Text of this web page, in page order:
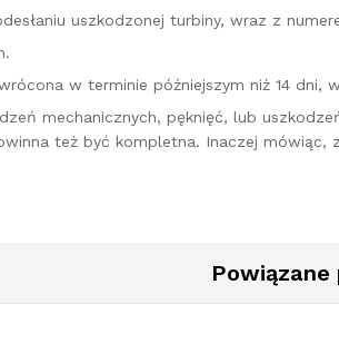
uszkodzonej turbiny, wraz z
w terminie późniejszym niż 14 dni,
mechanicznych, pęknięć, lub
też być kompletna. Inaczej mówiąc,